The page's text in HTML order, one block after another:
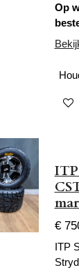
Op
ITP
€
ITP